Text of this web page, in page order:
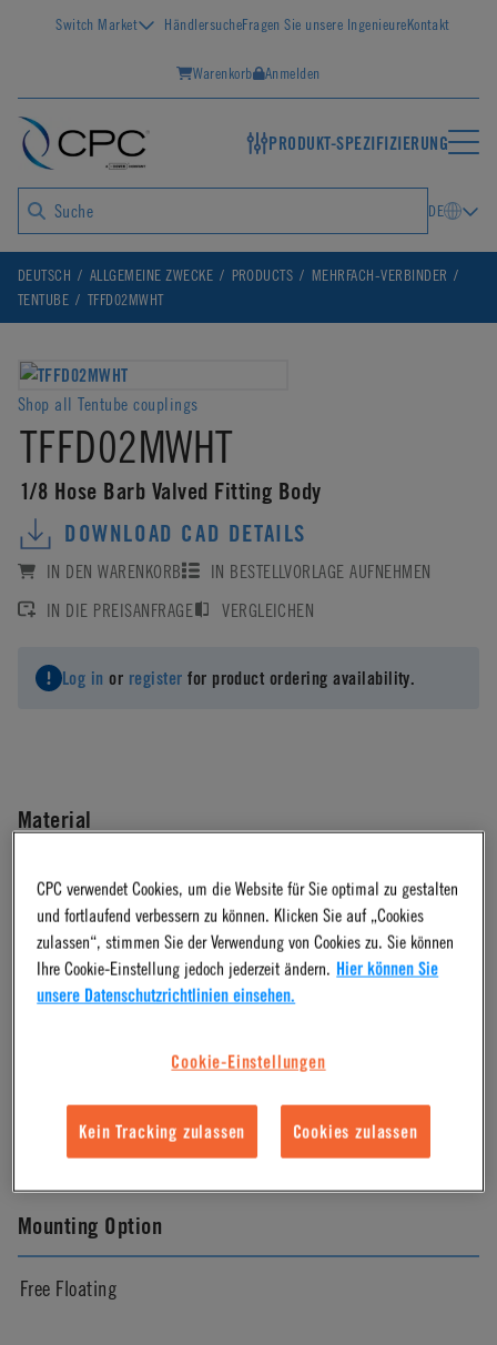
Switch Market HändlersucheFragen Sie unsere IngenieureKontakt
Warenkorb Anmelden
PRODUKT-SPEZIFIZIERUNG
DE
DEUTSCH ALLGEMEINE ZWECKE PRODUCTS
MEHRFACH-VERBINDER
TENTUBE
TFFD02MWHT
Shop all Tentube couplings
TFFD02MWHT
1/8 Hose Barb Valved Fitting Body
DOWNLOAD CAD DETAILS
IN DEN WARENKORB
IN BESTELLVORLAGE AUFNEHMEN
IN DIE PREISANFRAGE
VERGLEICHEN
Log in or register for product ordering availability.
Material
Acetal
Material Finish
Vacuum to 100psi, 6.9 bar per line
Mounting Option
Free Floating
CPC verwendet Cookies, um die Website für Sie optimal zu gestalten
und fortlaufend verbessern zu können. Klicken Sie auf „Cookies
zulassen“, stimmen Sie der Verwendung von Cookies zu. Sie können
Ihre Cookie-Einstellung jedoch jederzeit ändern. Hier können Sie
unsere Datenschutzrichtlinien einsehen.
Cookie-Einstellungen
Kein Tracking zulassen Cookies zulassen